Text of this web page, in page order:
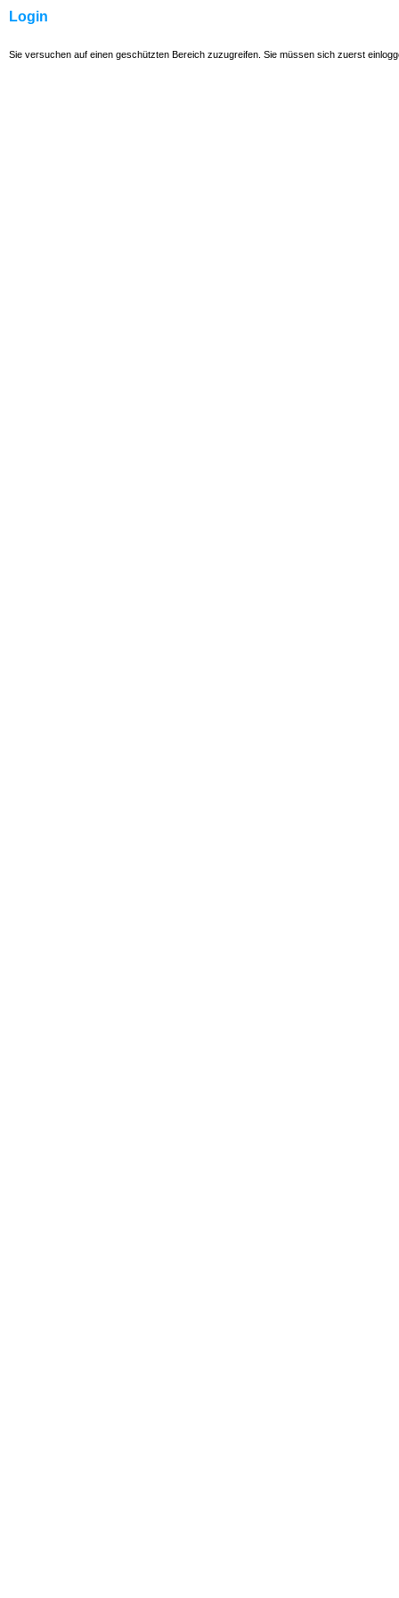
Login
Sie versuchen auf einen geschützten Bereich zuzugreifen. Sie müssen sich zuerst